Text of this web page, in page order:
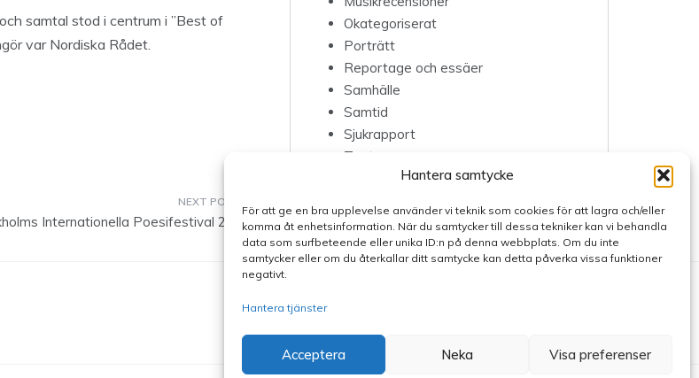
Hantera samtycke
För att ge en bra upplevelse använder vi teknik som cookies för att lagra och/eller
komma åt enhetsinformation. När du samtycker till dessa tekniker kan vi behandla
data som surfbeteende eller unika ID:n på denna webbplats. Om du inte
samtycker eller om du återkallar ditt samtycke kan detta påverka vissa funktioner
negativt.
Hantera tjänster
Acceptera Neka Visa preferenser
samtal stod i centrum i ”Best of
var Nordiska Rådet.
Internationella Poesifestival 2015
Okategoriserat
Porträtt
Reportage och essäer
Samhälle
Samtid
Sjukrapport
Teater